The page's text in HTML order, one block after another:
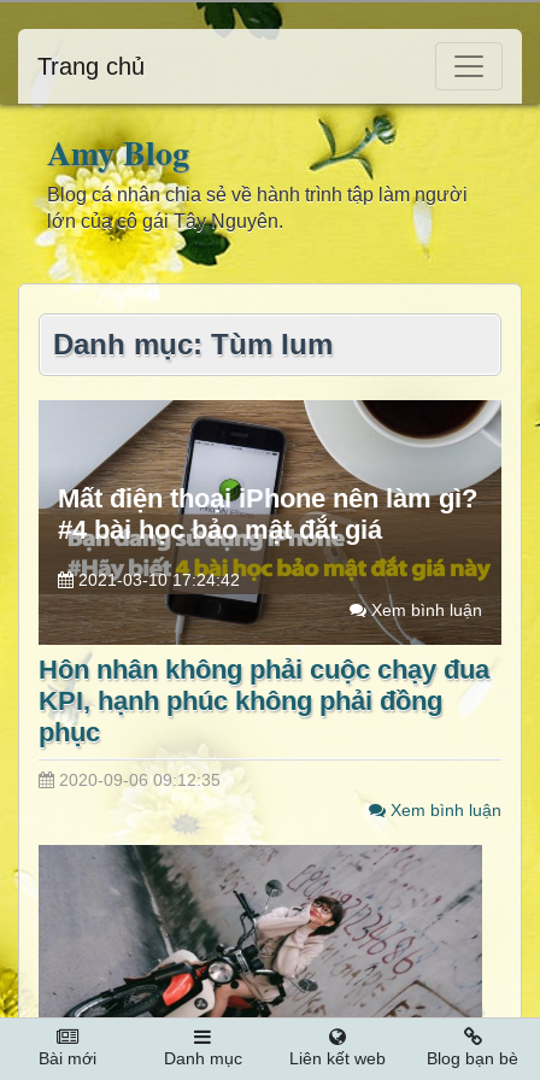
Trang chủ
Amy Blog
Blog cá nhân chia sẻ về hành trình tập làm người
lớn của cô gái Tây Nguyên.
Danh mục: Tùm lum
Mất điện thoại iPhone nên làm gì?
#4 bài học bảo mật đắt giá
2021-03-10 17:24:42
Xem bình luận
Hôn nhân không phải cuộc chạy đua
KPI, hạnh phúc không phải đồng
phục
2020-09-06 09:12:35
Xem bình luận
Có một dạo mình được các ông anh liên tục cà khịa
Bài mới Danh mục Liên kết web Blog bạn bè